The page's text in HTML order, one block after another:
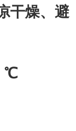
干燥、避
℃